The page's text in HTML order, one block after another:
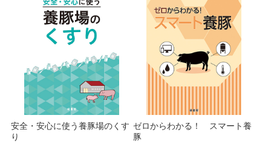
安全・安心に使う養豚場のくす
り
ゼロからわかる！ スマート養
豚